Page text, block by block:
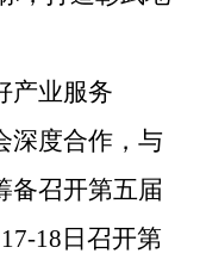
产业服务
深度合作，与
备召开第五届
18日召开第